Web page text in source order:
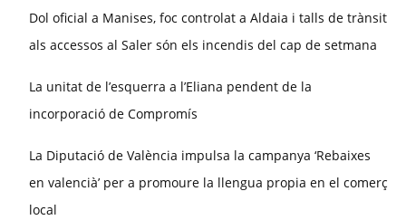
Dol oficial a Manises, foc controlat a Aldaia i talls de trànsit
als accessos al Saler són els incendis del cap de setmana
La unitat de l’esquerra a l’Eliana pendent de la
incorporació de Compromís
La Diputació de València impulsa la campanya ‘Rebaixes
en valencià’ per a promoure la llengua propia en el comerç
local